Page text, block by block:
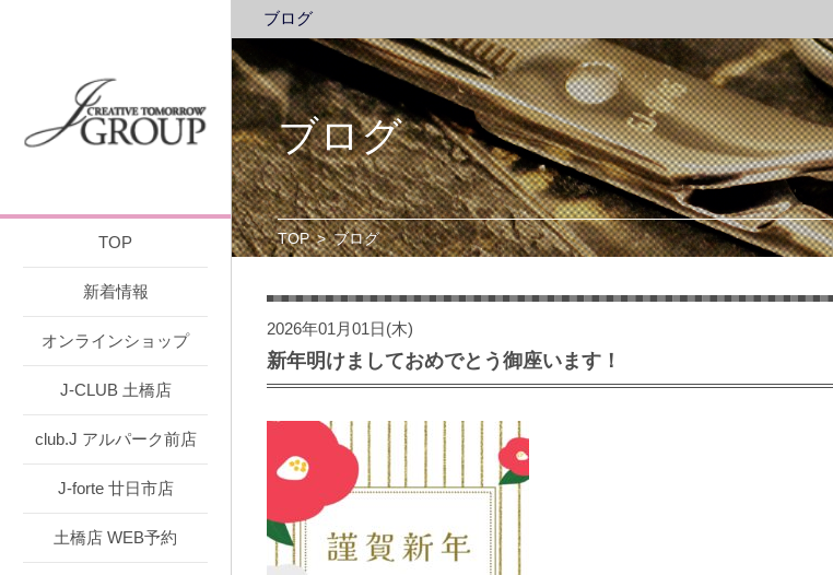
TOP
新着情報
オンラインショップ
J-CLUB 土橋店
club.J アルパーク前店
J-forte 廿日市店
土橋店 WEB予約
ブログ
ブログ
TOP>ブログ
2026年01月01日(木)
新年明けましておめでとう御座います！